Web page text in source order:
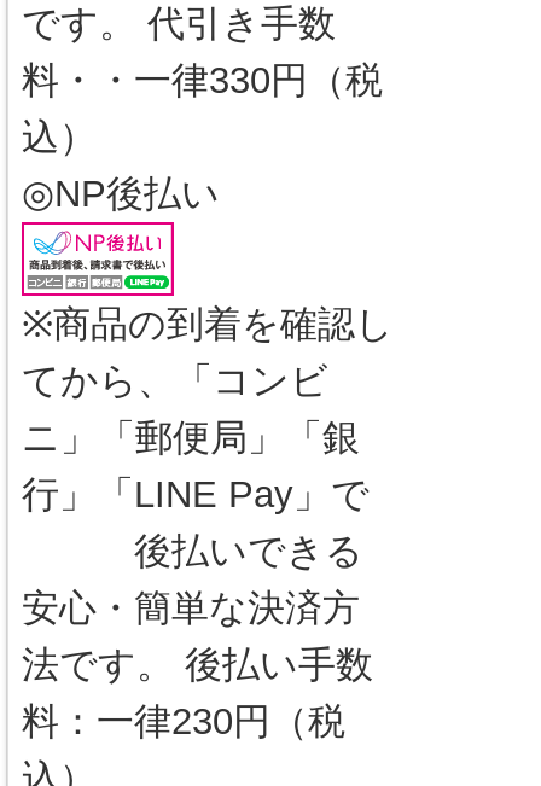
です。 代引き手数
料・・一律330円（税
込）
◎NP後払い
※商品の到着を確認し
てから、「コンビ
ニ」「郵便局」「銀
行」「LINE Pay」で
後払いできる
安心・簡単な決済方
法です。 後払い手数
料：一律230円（税